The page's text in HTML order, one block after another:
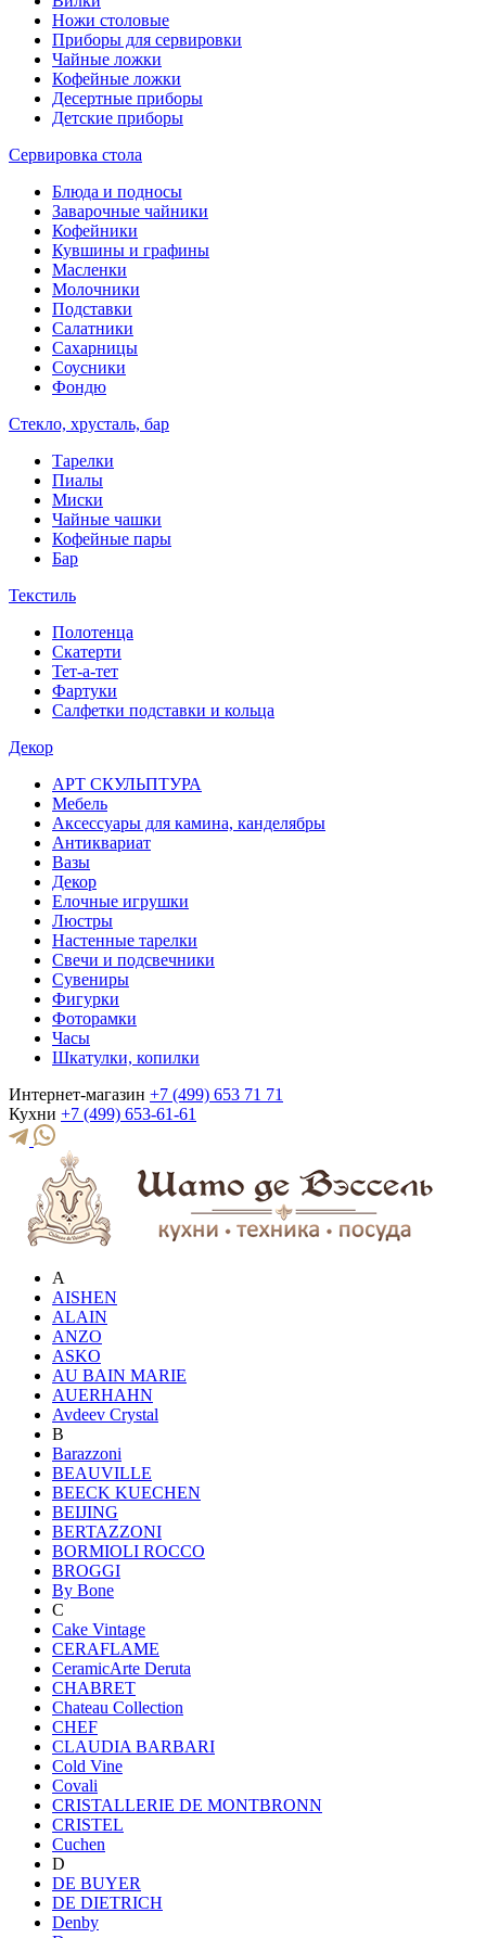
Ножи столовые
Приборы для сервировки
Чайные ложки
Кофейные ложки
Десертные приборы
Детские приборы
Сервировка стола
Блюда и подносы
Заварочные чайники
Кофейники
Кувшины и графины
Масленки
Молочники
Подставки
Салатники
Сахарницы
Соусники
Фондю
Стекло, хрусталь, бар
Тарелки
Пиалы
Миски
Чайные чашки
Кофейные пары
Бар
Текстиль
Полотенца
Скатерти
Тет-а-тет
Фартуки
Салфетки подставки и кольца
Декор
АРТ СКУЛЬПТУРА
Мебель
Аксессуары для камина, канделябры
Антиквариат
Вазы
Декор
Елочные игрушки
Люстры
Настенные тарелки
Свечи и подсвечники
Сувениры
Фигурки
Фоторамки
Часы
Шкатулки, копилки
Интернет-магазин +7 (499) 653 71 71
Кухни +7 (499) 653-61-61
A
AISHEN
ALAIN
ANZO
ASKO
AU BAIN MARIE
AUERHAHN
Avdeev Crystal
B
Barazzoni
BEAUVILLE
BEECK KUECHEN
BEIJING
BERTAZZONI
BORMIOLI ROCCO
BROGGI
By Bone
C
Cake Vintage
CERAFLAME
CeramicArte Deruta
CHABRET
Chateau Collection
CHEF
CLAUDIA BARBARI
Cold Vine
Covali
CRISTALLERIE DE MONTBRONN
CRISTEL
Cuchen
D
DE BUYER
DE DIETRICH
Denby